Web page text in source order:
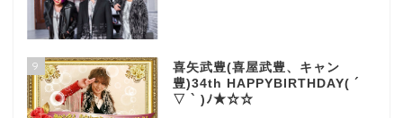
9
喜矢武豊(喜屋武豊、キャン
豊)34th HAPPYBIRTHDAY( ´
▽ ` )ﾉ★☆☆